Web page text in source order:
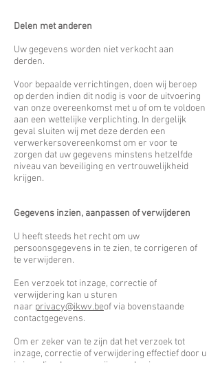
Delen met anderen
Uw gegevens worden niet verkocht aan
derden.
Voor bepaalde verrichtingen, doen wij beroep
op derden indien dit nodig is voor de uitvoering
van onze overeenkomst met u of om te voldoen
aan een wettelijke verplichting. In dergelijk
geval sluiten wij met deze derden een
verwerkersovereenkomst om er voor te
zorgen dat uw gegevens minstens hetzelfde
niveau van beveiliging en vertrouwelijkheid
krijgen.
Gegevens inzien, aanpassen of verwijderen
U heeft steeds het recht om uw
persoonsgegevens in te zien, te corrigeren of
te verwijderen.
Een verzoek tot inzage, correctie of
verwijdering kan u sturen
naar privacy@ikwv.beof via bovenstaande
contactgegevens.
Om er zeker van te zijn dat het verzoek tot
inzage, correctie of verwijdering effectief door u
is ingediend, vragen wij u een kopie van uw